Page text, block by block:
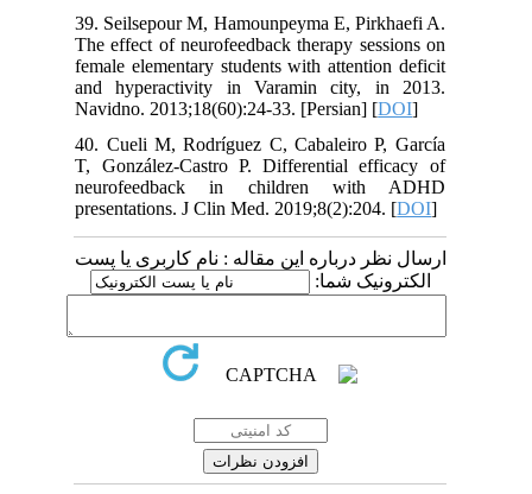
39. Seilsepour M, Hamounpeyma E, Pirkhaefi A.
The effect of neurofeedback therapy sessions on
female elementary students with attention deficit
and hyperactivity in Varamin city, in 2013.
Navidno. 2013;18(60):24-33. [Persian] [DOI
40. Cueli M, Rodríguez C, Cabaleiro P, García
T, González-Castro P. Differential efficacy of
neurofeedback in children with ADHD
presentations. J Clin Med. 2019;8(2):204. [DOI
ارسال نظر درباره این مقاله : نام کاربری یا پست
الکترونیک شما: